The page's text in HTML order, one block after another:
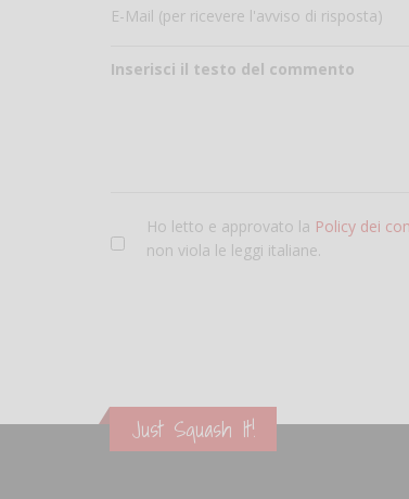
E-Mail (per ricevere l'avviso di risposta)
Inserisci il testo del commento
Ho letto e approvato la Policy dei
non viola le leggi italiane.
Just Squash It!